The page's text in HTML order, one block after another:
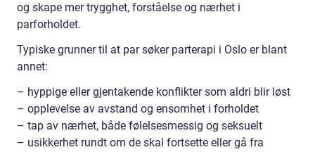
og skape mer trygghet, forståelse og nærhet i
parforholdet.
Typiske grunner til at par søker parterapi i Oslo er blant
annet:
– hyppige eller gjentakende konflikter som aldri blir løst
– opplevelse av avstand og ensomhet i forholdet
– tap av nærhet, både følelsesmessig og seksuelt
– usikkerhet rundt om de skal fortsette eller gå fra